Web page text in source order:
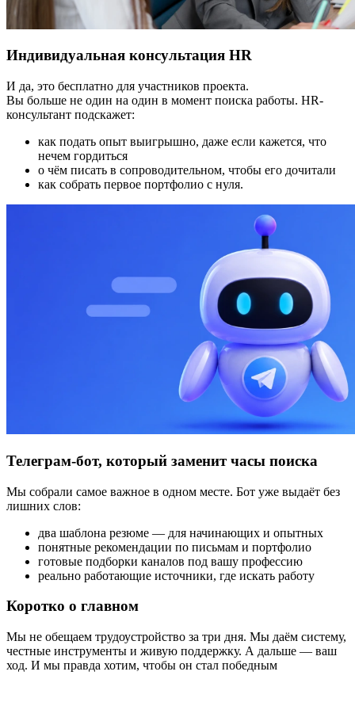
Индивидуальная консультация HR
И да, это бесплатно для участников проекта.
Вы больше не один на один в момент поиска работы. HR-
консультант подскажет:
как подать опыт выигрышно, даже если кажется, что
нечем гордиться
о чём писать в сопроводительном, чтобы его дочитали
как собрать первое портфолио с нуля.
Телеграм-бот, который заменит часы поиска
Мы собрали самое важное в одном месте. Бот уже выдаёт без
лишних слов:
два шаблона резюме — для начинающих и опытных
понятные рекомендации по письмам и портфолио
готовые подборки каналов под вашу профессию
реально работающие источники, где искать работу
Коротко о главном
Мы не обещаем трудоустройство за три дня. Мы даём систему,
честные инструменты и живую поддержку. А дальше — ваш
ход. И мы правда хотим, чтобы он стал победным